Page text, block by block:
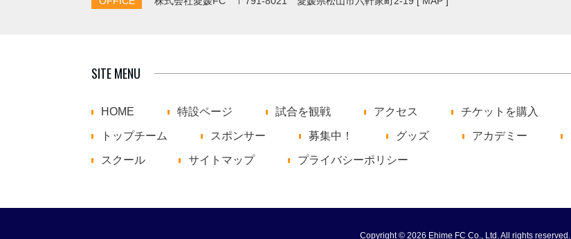
SITE MENU
HOME 特設ページ 試合を観戦 アクセス チケットを購入
トップチーム スポンサー 募集中！ グッズ アカデミー
スクール サイトマップ プライバシーポリシー
Copyright © 2026 Ehime FC Co., Ltd. All rights reserved.